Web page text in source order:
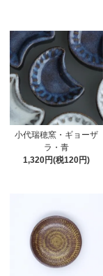
小代瑞穂窯・ギョーザ
ラ・青
1,320円(税120円)